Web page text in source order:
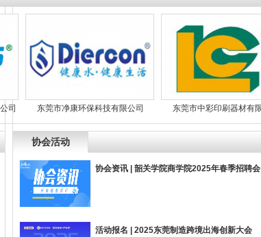
东莞市净康环保科技有限公司 东莞市中彩印刷器材有限公司
协会活动
协会资讯 | 韶关学院商学院2025年春季招聘会
活动报名 | 2025东莞制造跨境出海创新大会